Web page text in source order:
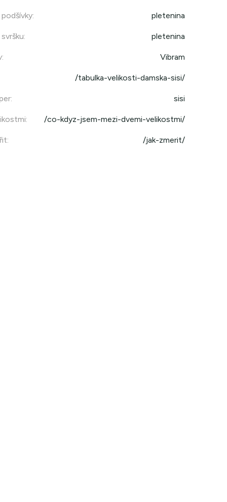
: pletenina
: pletenina
: Vibram
/tabulka-velikosti-damska-sisi/
: sisi
: /co-kdyz-jsem-mezi-dvemi-velikostmi/
: /jak-zmerit/